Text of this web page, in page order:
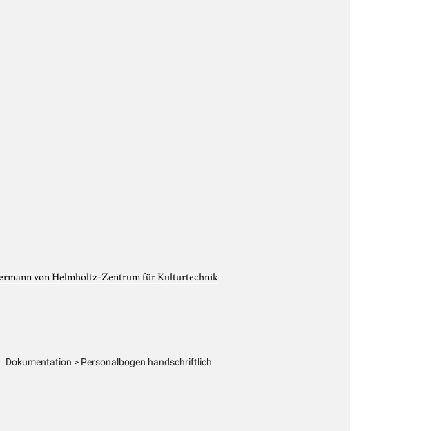
von Helmholtz-Zentrum für Kulturtechnik
Dokumentation > Personalbogen handschriftlich